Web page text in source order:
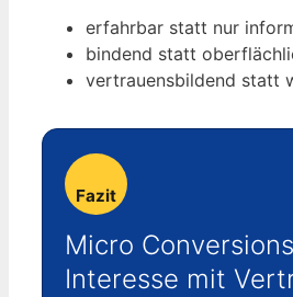
erfahrbar statt nur
bindend statt
vertrauensbildend statt
Fazit
Micro
Interesse mit